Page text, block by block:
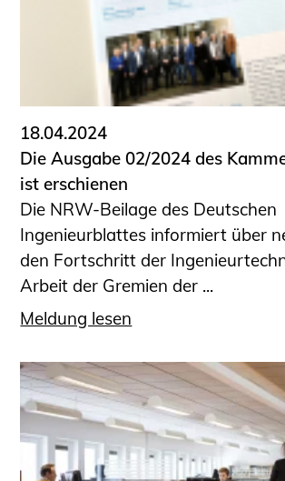
18.04.2024
Die Ausgabe 02/2024 des
ist erschienen
Die NRW-Beilage des Deutschen
Ingenieurblattes informiert über
den Fortschritt der
Arbeit der Gremien der ...
Meldung lesen